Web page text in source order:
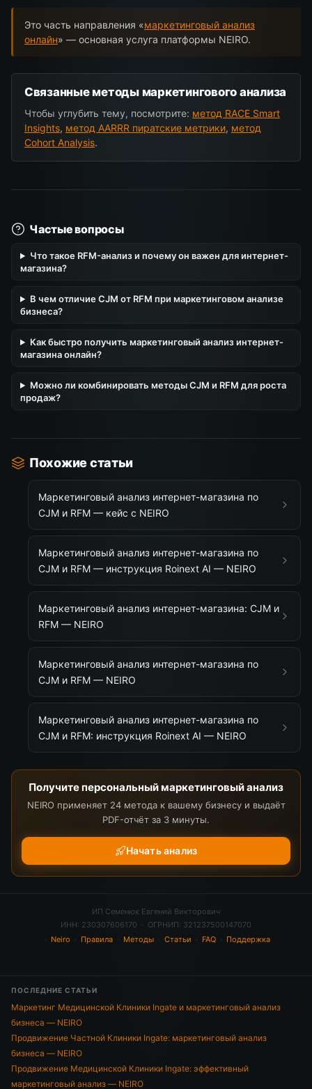
Это часть направления «маркетинговый анализ
онлайн» — основная услуга платформы NEIRO.
Связанные методы маркетингового анализа
Чтобы углубить тему, посмотрите: метод RACE Smart
Insights, метод AARRR пиратские метрики, метод
Cohort Analysis.
Частые вопросы
Что такое RFM-анализ и почему он важен для интернет-
магазина?
В чем отличие CJM от RFM при маркетинговом анализе
бизнеса?
Как быстро получить маркетинговый анализ интернет-
магазина онлайн?
Можно ли комбинировать методы CJM и RFM для роста
продаж?
Похожие статьи
Маркетинговый анализ интернет-магазина по
CJM и RFM — кейс с NEIRO
Маркетинговый анализ интернет-магазина по
CJM и RFM — инструкция Roinext AI — NEIRO
Маркетинговый анализ интернет-магазина: CJM и
RFM — NEIRO
Маркетинговый анализ интернет-магазина по
CJM и RFM — NEIRO
Маркетинговый анализ интернет-магазина по
CJM и RFM: инструкция Roinext AI — NEIRO
Получите персональный маркетинговый анализ
NEIRO применяет 24 метода к вашему бизнесу и выдаёт
PDF-отчёт за 3 минуты.
Начать анализ
ИП Семенюк Евгений Викторович
ИНН: 230307606170 · ОГРНИП: 321237500147070
· Neiro · Правила· Методы· Статьи · FAQ· Поддержка
ПОСЛЕДНИЕ СТАТЬИ
Маркетинг Медицинской Клиники Ingate и маркетинговый анализ
бизнеса — NEIRO
Продвижение Частной Клиники Ingate: маркетинговый анализ
бизнеса — NEIRO
Продвижение Медицинской Клиники Ingate: эффективный
маркетинговый анализ — NEIRO